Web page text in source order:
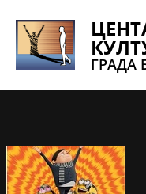
sadržaj
ГРАДА